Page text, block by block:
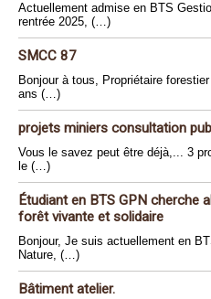
Actuellement admise en BTS
rentrée 2025, (…)
SMCC 87
Bonjour à tous, Propriétaire
ans (…)
projets miniers consultation
Vous le savez peut être déjà,... 3
le (…)
Étudiant en BTS GPN cherche
forêt vivante et solidaire
Bonjour, Je suis actuellement en
Nature, (…)
Bâtiment atelier.